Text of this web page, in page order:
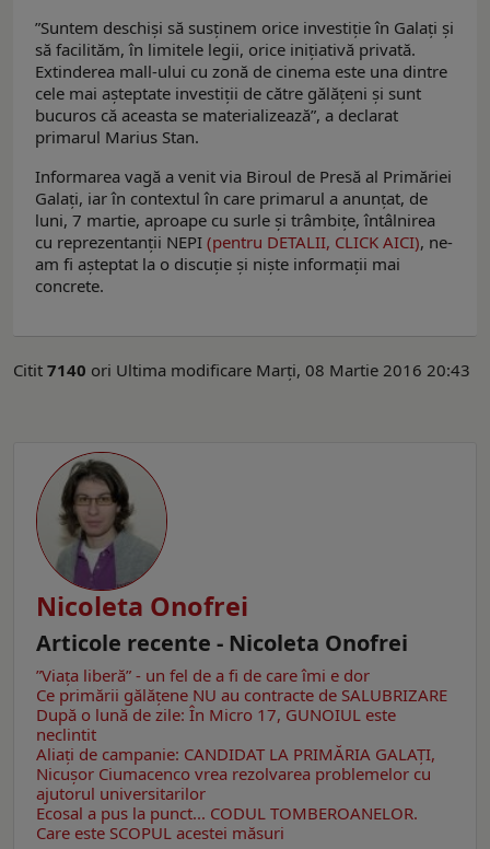
”Suntem deschiși să susținem orice investiție în Galați și
să facilităm, în limitele legii, orice inițiativă privată.
Extinderea mall-ului cu zonă de cinema este una dintre
cele mai așteptate investiții de către gălățeni și sunt
bucuros că aceasta se materializează”, a declarat
primarul Marius Stan.
Informarea vagă a venit via Biroul de Presă al Primăriei
Galaţi, iar în contextul în care primarul a anunţat, de
luni, 7 martie, aproape cu surle şi trâmbiţe, întâlnirea
cu reprezentanţii NEPI (pentru DETALII, CLICK AICI), ne-
am fi aşteptat la o discuţie şi nişte informaţii mai
concrete.
Citit 7140 ori Ultima modificare Marți, 08 Martie 2016 20:43
Nicoleta Onofrei
Articole recente - Nicoleta Onofrei
”Viaţa liberă” - un fel de a fi de care îmi e dor
Ce primării gălățene NU au contracte de SALUBRIZARE
După o lună de zile: În Micro 17, GUNOIUL este
neclintit
Aliaţi de campanie: CANDIDAT LA PRIMĂRIA GALAȚI,
Nicuşor Ciumacenco vrea rezolvarea problemelor cu
ajutorul universitarilor
Ecosal a pus la punct... CODUL TOMBEROANELOR.
Care este SCOPUL acestei măsuri